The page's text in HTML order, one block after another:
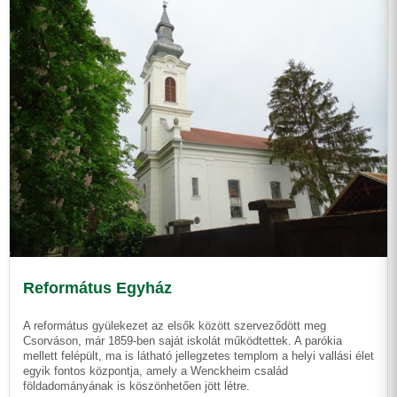
Református Egyház
A református gyülekezet az elsők között szerveződött meg
Csorváson, már 1859-ben saját iskolát működtettek. A parókia
mellett felépült, ma is látható jellegzetes templom a helyi vallási élet
egyik fontos központja, amely a Wenckheim család
földadományának is köszönhetően jött létre.